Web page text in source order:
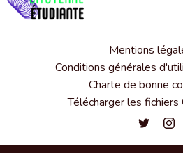
Mentions
Conditions générales
Charte de bonne
Télécharger les fichiers